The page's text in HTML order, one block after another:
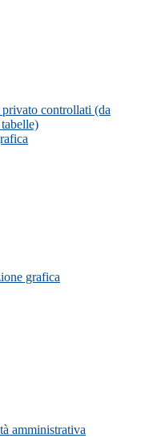
controllati (da
grafica
amministrativa